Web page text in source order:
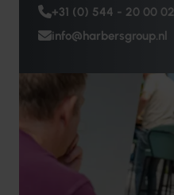
+31 (0) 544 - 20 00 02
info@harbersgroup.nl